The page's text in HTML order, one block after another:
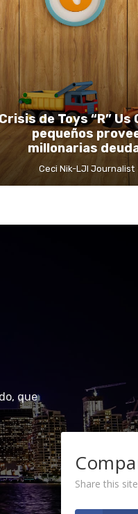
de Toys “R”
pequeños
millonarias
Ceci Nik-LJI Journalist
que
Share this